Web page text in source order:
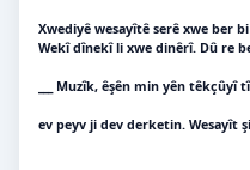
Xwediyê wesayîtê serê xwe ber
Wekî dînekî li xwe dinêrî. Dû re
___ Muzîk, êşên min yên têkçûyî
ev peyv ji dev derketin. Wesayît